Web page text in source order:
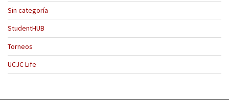
Sin categoría
StudentHUB
Torneos
UCJC Life